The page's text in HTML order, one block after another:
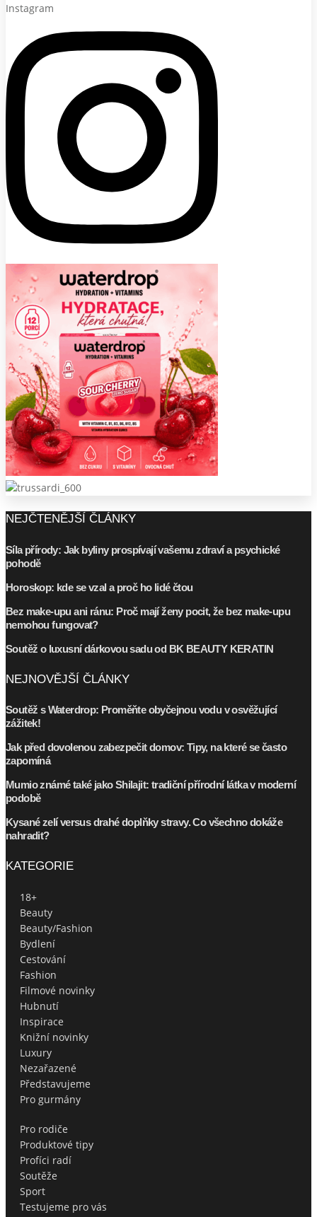
Instagram
NEJČTENĚJŠÍ ČLÁNKY
Síla přírody: Jak byliny prospívají vašemu zdraví a psychické
pohodě
Horoskop: kde se vzal a proč ho lidé čtou
Bez make-upu ani ránu: Proč mají ženy pocit, že bez make-upu
nemohou fungovat?
Soutěž o luxusní dárkovou sadu od BK BEAUTY KERATIN
NEJNOVĚJŠÍ ČLÁNKY
Soutěž s Waterdrop: Proměňte obyčejnou vodu v osvěžující
zážitek!
Jak před dovolenou zabezpečit domov: Tipy, na které se často
zapomíná
Mumio známé také jako Shilajit: tradiční přírodní látka v moderní
podobě
Kysané zelí versus drahé doplňky stravy. Co všechno dokáže
nahradit?
KATEGORIE
18+
Beauty
Beauty/Fashion
Bydlení
Cestování
Fashion
Filmové novinky
Hubnutí
Inspirace
Knižní novinky
Luxury
Nezařazené
Představujeme
Pro gurmány
Pro rodiče
Produktové tipy
Profíci radí
Soutěže
Sport
Testujeme pro vás